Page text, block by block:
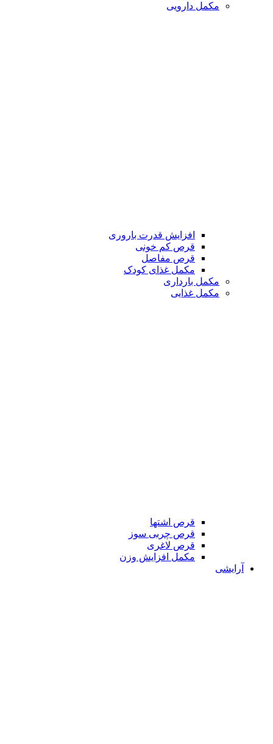
مکمل دارویی
افزایش قدرت باروری
قرص کم خونی
قرص مفاصل
مکمل غذای کودک
مکمل بارداری
مکمل غذایی
قرص اشتها
قرص چربی سوز
قرص لاغری
مکمل افزایش وزن
آرایشی